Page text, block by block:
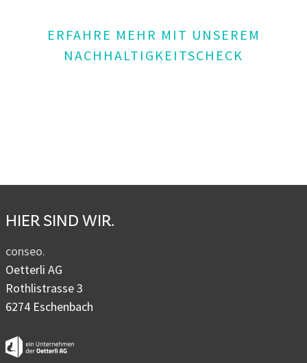
ERFAHRE MEHR MIT UNSEREM
NACHHALTIGKEITSCHECK
HIER SIND WIR.
conseo.
Oetterli AG
Rothlistrasse 3
6274 Eschenbach